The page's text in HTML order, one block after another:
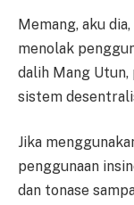
Memang, aku
menolak
dalih Mang
sistem
Jika
penggunaan
dan tonase